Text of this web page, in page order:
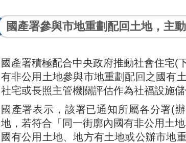
國產署參與市地重劃配回土地，主
國產署積極配合中央政府推動社會住宅(
有非公用土地參與市地重劃配回之國有
社宅或長照主管機關評估作為社福設施
國產署表示，該署已通知所屬各分署(
地，若符合「同一街廓內國有非公用土
國有公用土地、地方有土地或公辦市地